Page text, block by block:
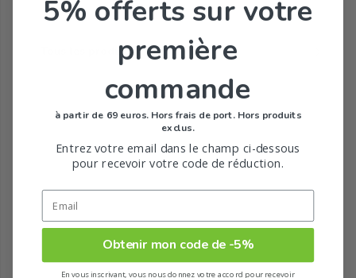
Tous les produits de la marque
5% offerts sur votre
première
commande
à partir de 69 euros. Hors frais de port. Hors produits
exclus.
Entrez votre email dans le champ ci-dessous
pour recevoir votre code de réduction.
Obtenir mon code de -5%
En vous inscrivant, vous nous donnez votre accord pour recevoir